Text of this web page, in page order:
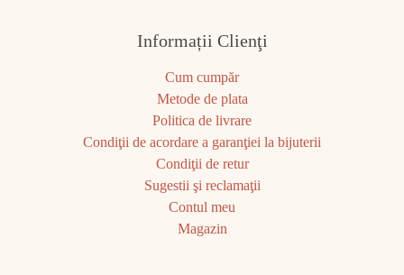
Informații Clienţi
Cum cumpăr
Metode de plata
Politica de livrare
Condiţii de acordare a garanţiei la bijuterii
Condiţii de retur
Sugestii şi reclamaţii
Contul meu
Magazin